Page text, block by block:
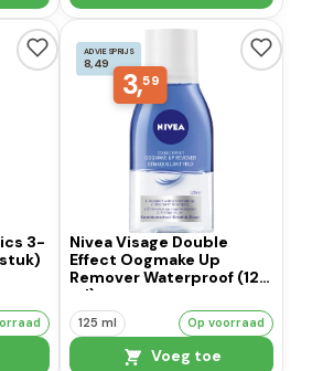
3-
ADVIESPRIJS
8,49
3,59
Nivea Visage Double
Effect Oogmake Up
Remover Waterproof (125
ml)
125 ml Op voorraad
Voeg toe